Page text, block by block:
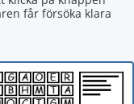
får försöka klara